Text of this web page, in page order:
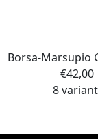
Borsa-Marsupio
8
€42,00